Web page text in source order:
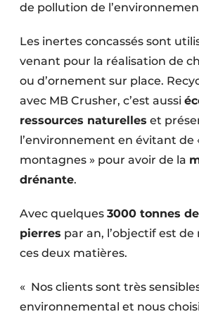
de pollution de
Les inertes concassés sont
venant pour la réalisation de
ou d’ornement sur place.
avec MB Crusher, c’est aussi
ressources naturelles et
l’environnement en évitant de
montagnes » pour avoir de la
drénante.
Avec quelques 3000 tonnes
pierres par an, l’objectif est de
ces deux matières.
« Nos clients sont très
environnemental et nous